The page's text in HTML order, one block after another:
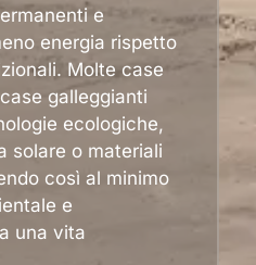
e
energia rispetto
Molte case
galleggianti
ecologiche,
solare o materiali
così al minimo
e
una vita